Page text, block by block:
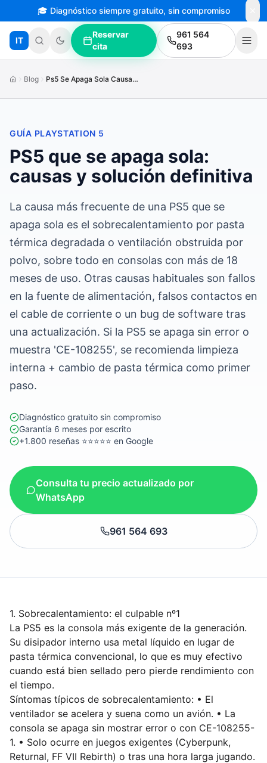
Saltar al contenido principal
🎓 Diagnóstico siempre gratuito, sin compromiso
IT
Reservar
cita
961 564
693
Blog Ps5 Se Apaga Sola Causas Solucion
GUÍA PLAYSTATION 5
PS5 que se apaga sola:
causas y solución definitiva
La causa más frecuente de una PS5 que se
apaga sola es el sobrecalentamiento por pasta
térmica degradada o ventilación obstruida por
polvo, sobre todo en consolas con más de 18
meses de uso. Otras causas habituales son fallos
en la fuente de alimentación, falsos contactos en
el cable de corriente o un bug de software tras
una actualización. Si la PS5 se apaga sin error o
muestra 'CE-108255', se recomienda limpieza
interna + cambio de pasta térmica como primer
paso.
Diagnóstico gratuito sin compromiso
Garantía 6 meses por escrito
+1.800 reseñas ⭐⭐⭐⭐⭐ en Google
Consulta tu precio actualizado por
WhatsApp
961 564 693
1. Sobrecalentamiento: el culpable nº1
La PS5 es la consola más exigente de la generación.
Su disipador interno usa metal líquido en lugar de
pasta térmica convencional, lo que es muy efectivo
cuando está bien sellado pero pierde rendimiento con
el tiempo.
Síntomas típicos de sobrecalentamiento: • El
ventilador se acelera y suena como un avión. • La
consola se apaga sin mostrar error o con CE-108255-
1. • Solo ocurre en juegos exigentes (Cyberpunk,
Returnal, FF VII Rebirth) o tras una hora larga jugando.